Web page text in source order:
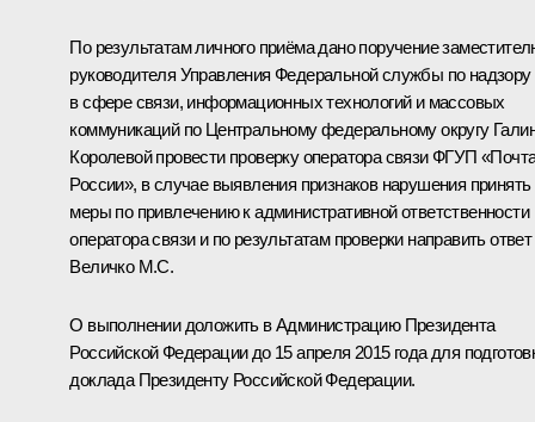
По результатам личного приёма дано поручение
руководителя Управления Федеральной службы по надзору
в сфере связи, информационных технологий и массовых
коммуникаций по Центральному федеральному округу
Королевой провести проверку оператора связи ФГУП
России», в случае выявления признаков нарушения принять
меры по привлечению к административной ответственности
оператора связи и по результатам проверки направить ответ
Величко М.С.
О выполнении доложить в Администрацию Президента
Российской Федерации до 15 апреля 2015 года для
доклада Президенту Российской Федерации.